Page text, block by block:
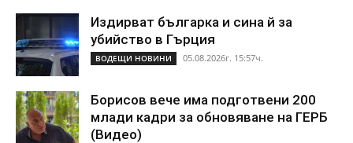
Издирват българка и сина й за
убийство в Гърция
ВОДЕЩИ НОВИНИ 05.08.2026г. 15:57ч.
Борисов вече има подготвени 200
млади кадри за обновяване на ГЕРБ
(Видео)